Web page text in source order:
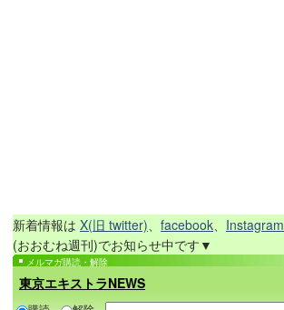
新着情報は X(旧 twitter)、 facebook、 Instagram
(おおむね週刊)でお知らせ中です▼
メルマガ購読・解除
東京エキストラNEWS